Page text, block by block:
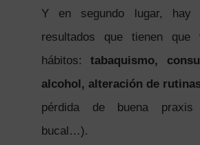
Y en segundo lugar, hay
resultados que tienen
hábitos:tabaquismo,
alcohol, alteración de
pérdida de buena
bucal…).